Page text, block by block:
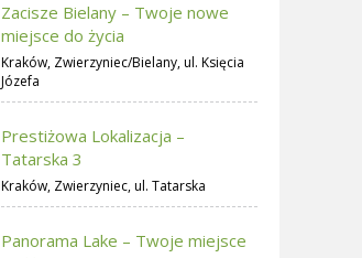
Zacisze Bielany – Twoje nowe
miejsce do życia
Kraków, Zwierzyniec/Bielany, ul. Księcia
Józefa
Prestiżowa Lokalizacja –
Tatarska 3
Kraków, Zwierzyniec, ul. Tatarska
Panorama Lake – Twoje miejsce